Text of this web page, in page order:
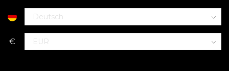
€